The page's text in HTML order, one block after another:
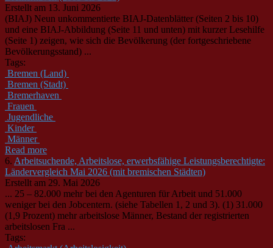
Erstellt am 13. Juni 2026
(BIAJ) Neun unkommentierte BIAJ-Datenblätter (Seiten 2 bis 10)
und eine BIAJ-Abbildung (Seite 11 und unten) mit kurzer Lesehilfe
(Seite 1) zeigen, wie sich die Bevölkerung (der fortgeschriebene
Bevölkerungsstand) ...
Tags:
Bremen (Land)
Bremen (Stadt)
Bremerhaven
Frauen
Jugendliche
Kinder
Männer
Read more
6. Arbeitsuchende, Arbeitslose, erwerbsfähige Leistungsberechtigte:
Ländervergleich Mai 2026 (mit bremischen Städten)
Erstellt am 29. Mai 2026
... 25 – 82.000 mehr bei den Agenturen für Arbeit und 51.000
weniger bei den Jobcentern. (siehe Tabellen 1, 2 und 3). (1) 31.000
(1,9 Prozent) mehr arbeitslose Männer, Bestand der registrierten
arbeitslosen Fra ...
Tags: